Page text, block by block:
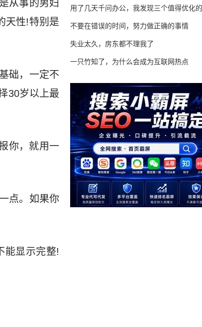
从事的男妇
天性!特别是
础，一定不
30岁以上最
你，就用一
点。如果你
能显示完整!
用了几天千问办公，我发现三个值得优化
不要在错误的时间，努力做正确的事情
失业太久，房东都不理我了
一只竹知了，为什么会成为互联网热点